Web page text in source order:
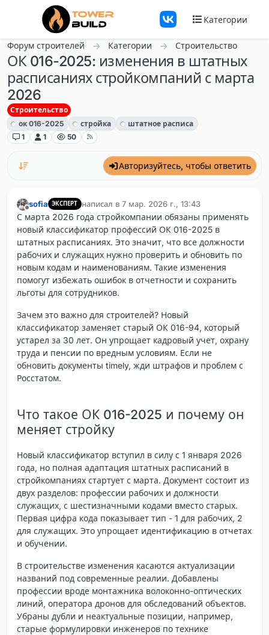
Перейти к содержанию
Категории
Форум строителей Категории Строительство
ОК 016-2025: изменения в штатных
расписаниях стройкомпаний с марта
2026
Строительство
ок 016-2025
стройка
штатное расписа
1
1 50
Авторизуйтесь, чтобы ответить
Не в сети
sofia ЭКСПЕРТ написал в 7 мар. 2026 г., 13:43
отредактировано
С марта 2026 года стройкомпании обязаны применять
новый классификатор профессий ОК 016-2025 в
штатных расписаниях. Это значит, что все должности
рабочих и служащих нужно проверить и обновить по
новым кодам и наименованиям. Такие изменения
помогут избежать ошибок в отчетности и сохранить
льготы для сотрудников.
Зачем это важно для строителей? Новый
классификатор заменяет старый ОК 016-94, который
устарел за 30 лет. Он упрощает кадровый учет, охрану
труда и пенсии по вредным условиям. Если не
обновить документы timely, жди штрафов и проблем с
Росстатом.
Что такое ОК 016-2025 и почему он
меняет стройку
Новый классификатор вступил в силу с 1 января 2026
года, но полная адаптация штатных расписаний в
стройкомпаниях стартует с марта. Документ состоит из
двух разделов: профессии рабочих и должности
служащих, с шестизначными кодами вместо старых.
Первая цифра кода показывает тип - 1 для рабочих, 2
для служащих. Это упрощает идентификацию в отчетах
и обучении.
В строительстве изменения касаются актуализации
названий под современные реалии. Добавлены
профессии вроде монтажника волоконно-оптических
линий, оператора дронов для обследований объектов.
Убраны дубли и неактуальные позиции, например,
старые формулировки инженеров по технике